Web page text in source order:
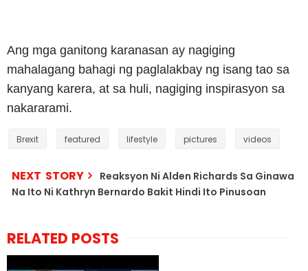
Ang mga ganitong karanasan ay nagiging
mahalagang bahagi ng paglalakbay ng isang tao sa
kanyang karera, at sa huli, nagiging inspirasyon sa
nakararami.
Brexit featured lifestyle pictures videos
NEXT STORY
Reaksyon Ni Alden Richards Sa Ginawa
Na Ito Ni Kathryn Bernardo Bakit Hindi Ito Pinusoan
RELATED POSTS